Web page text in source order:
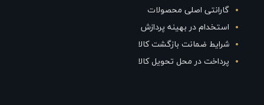
گارانتی اصلی محصولات
استخدام در بهینه پردازش
شرایط ضمانت بازگشت کالا
پرداخت در محل تحویل کالا